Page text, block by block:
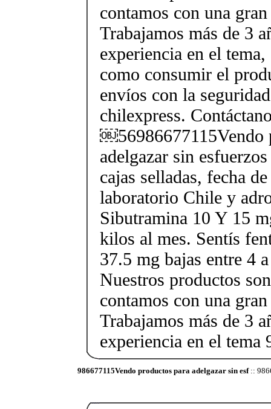
contamos con una
Trabajamos más de 3
experiencia en el
como consumir el
envíos con la
chilexpress.
￼56986677115Vendo
adelgazar sin
cajas selladas, fecha
laboratorio Chile y
Sibutramina 10 Y 15
kilos al mes. Sentís
37.5 mg bajas entre 4
Nuestros productos
contamos con una
Trabajamos más de 3
experiencia en el tema
986677115Vendo productos para adelgazar sin esf::